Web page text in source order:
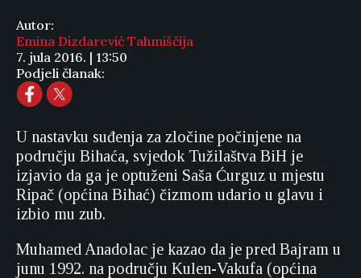
Autor:
Emina Dizdarević Tahmiščija
7. jula 2016. | 13:50
Podjeli članak:
U nastavku suđenja za zločine počinjene na
području Bihaća, svjedok Tužilaštva BiH je
izjavio da ga je optuženi Saša Ćurguz u mjestu
Ripač (općina Bihać) čizmom udario u glavu i
izbio mu zub.
Muhamed Anadolac je kazao da je pred Bajram u
junu 1992. na području Kulen-Vakufa (općina